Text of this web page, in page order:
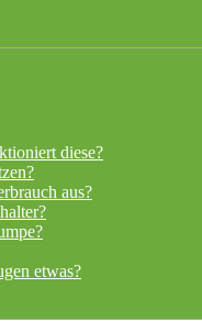
diese?
aus?
etwas?